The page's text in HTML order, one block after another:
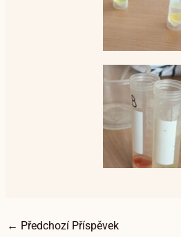
← Předchozí Příspěvek